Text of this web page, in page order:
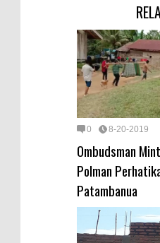
0 8-20-2019
Ombudsman
Polman
Patambanua